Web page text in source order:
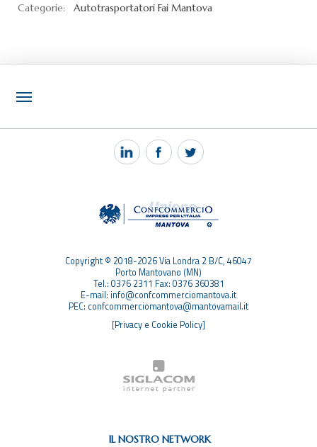
Categorie: Autotrasportatori Fai Mantova
NOTIZIE
PEC MANTOVA MAIL
Copyright © 2018-2026 Via Londra 2 B/C, 46047
Porto Mantovano (MN)
Tel.: 0376 2311 Fax: 0376 360381
E-mail: info@confcommerciomantova.it
PEC: confcommerciomantova@mantovamail.it
[Privacy e Cookie Policy]
IL NOSTRO NETWORK